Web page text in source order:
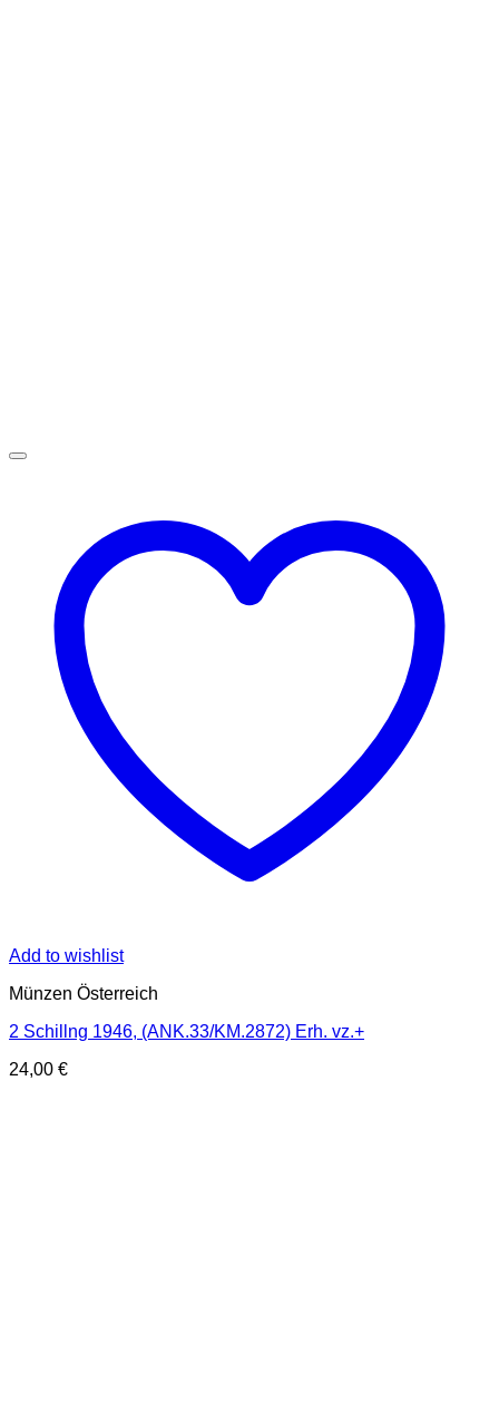
Add to wishlist
Münzen Österreich
2 Schillng 1946, (ANK.33/KM.2872) Erh. vz.+
24,00 €